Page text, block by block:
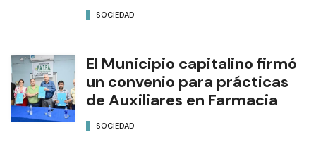
SOCIEDAD
El Municipio capitalino firmó
un convenio para prácticas
de Auxiliares en Farmacia
SOCIEDAD